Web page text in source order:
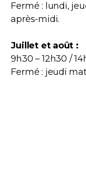
Fermé : lundi,
après-midi.
Juillet et août :
9h30 – 12h30 /
Fermé : jeudi